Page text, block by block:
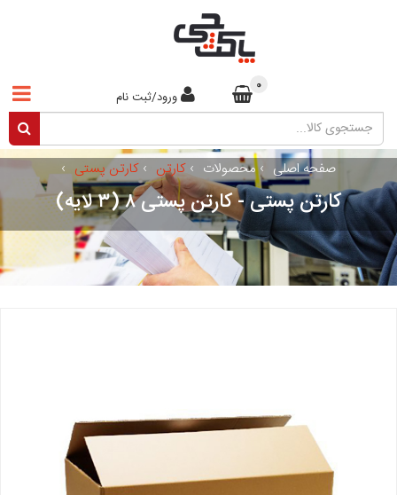
ورود/ثبت نام
0
صفحه اصلی › محصولات › کارتن › کارتن پستی ›
کارتن پستی - کارتن پستی ۸ (۳ لایه)